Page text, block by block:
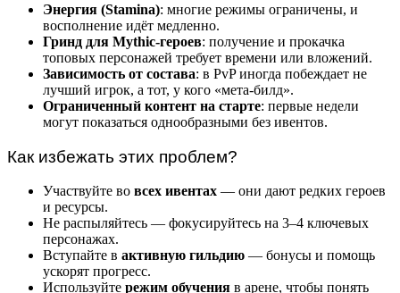
Энергия (Stamina): многие режимы ограничены, и
восполнение идёт медленно.
Гринд для Mythic-героев: получение и прокачка
топовых персонажей требует времени или вложений.
Зависимость от состава: в PvP иногда побеждает не
лучший игрок, а тот, у кого «мета-билд».
Ограниченный контент на старте: первые недели
могут показаться однообразными без ивентов.
Как избежать этих проблем?
Участвуйте во всех ивентах — они дают редких героев
и ресурсы.
Не распыляйтесь — фокусируйтесь на 3–4 ключевых
персонажах.
Вступайте в активную гильдию — бонусы и помощь
ускорят прогресс.
Используйте режим обучения в арене, чтобы понять